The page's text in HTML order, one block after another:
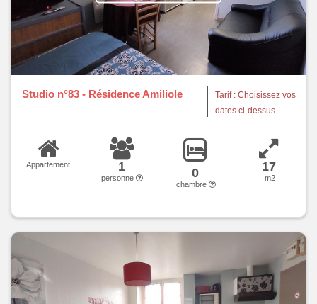
Studio n°83 - Résidence Amiliole
Tarif : Choisissez vos
dates ci-dessus
Appartement 1
personne 0
chambre
17
m2